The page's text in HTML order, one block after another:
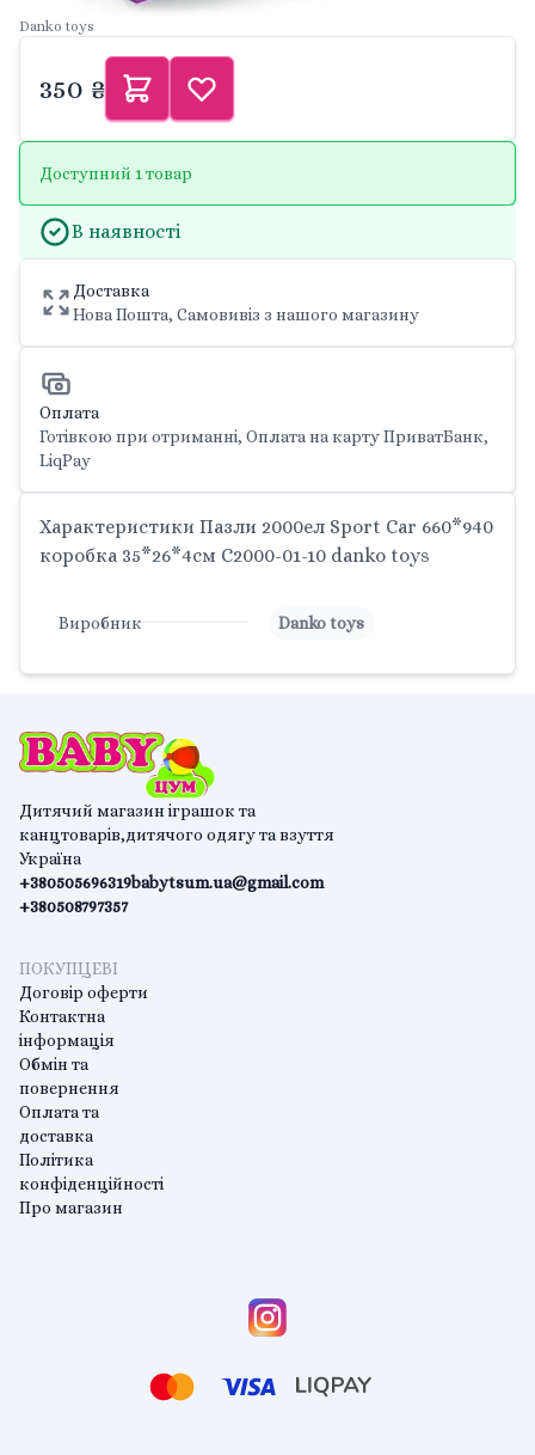
Danko toys
350 ₴
Доступний 1 товар
В наявності
Доставка
Нова Пошта, Самовивіз з нашого магазину
Оплата
Готівкою при отриманні, Оплата на карту ПриватБанк,
LiqPay
Характеристики Пазли 2000ел Sport Car 660*940
коробка 35*26*4см C2000-01-10 danko toys
Виробник Danko toys
Дитячий магазин іграшок та
канцтоварів,дитячого одягу та взуття
Україна
+380505696319
+380508797357
babytsum.ua@gmail.com
ПОКУПЦЕВІ
Договір оферти
Контактна
інформація
Обмін та
повернення
Оплата та
доставка
Політика
конфіденційності
Про магазин